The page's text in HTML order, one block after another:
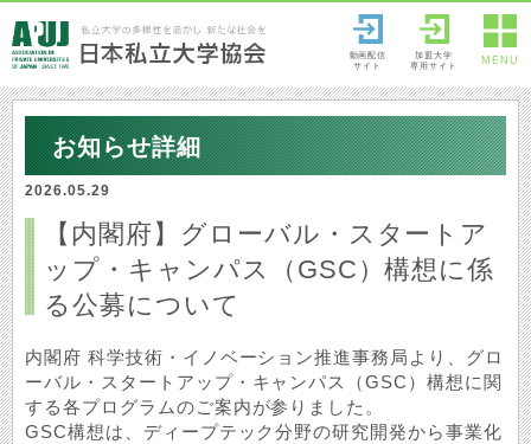
動画配信
サイト
加盟大学
専用サイト
MENU
お知らせ詳細
2026.05.29
【内閣府】グローバル・スタートア
ップ・キャンパス（GSC）構想に係
る公募について
内閣府 科学技術・イノベーション推進事務局より、グロ
ーバル・スタートアップ・キャンパス（GSC）構想に関
する各プログラムのご案内が参りました。
GSC構想は、ディープテック分野の研究開発から事業化